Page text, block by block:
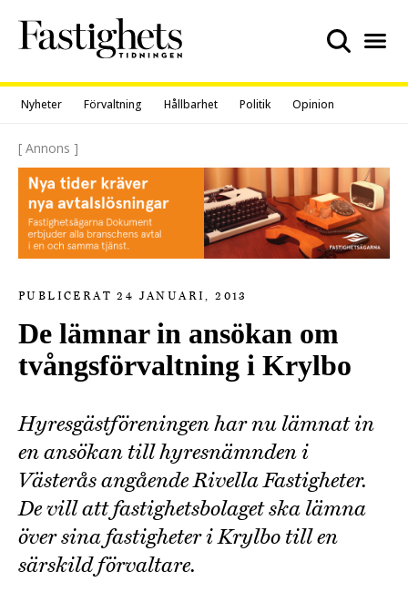
content
Nyheter Förvaltning Hållbarhet Politik Opinion
[ Annons ]
PUBLICERAT 24 JANUARI, 2013
De lämnar in ansökan om
tvångsförvaltning i Krylbo
Hyresgästföreningen har nu lämnat in
en ansökan till hyresnämnden i
Västerås angående Rivella Fastigheter.
De vill att fastighetsbolaget ska lämna
över sina fastigheter i Krylbo till en
särskild förvaltare.